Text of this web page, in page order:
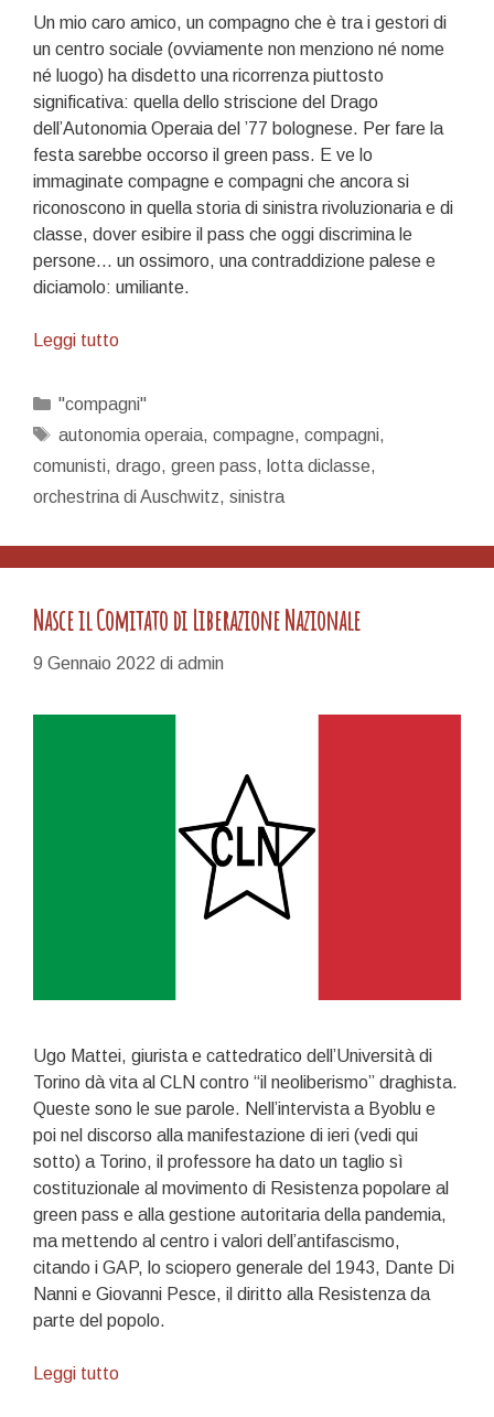
Un mio caro amico, un compagno che è tra i gestori di
un centro sociale (ovviamente non menziono né nome
né luogo) ha disdetto una ricorrenza piuttosto
significativa: quella dello striscione del Drago
dell’Autonomia Operaia del ’77 bolognese. Per fare la
festa sarebbe occorso il green pass. E ve lo
immaginate compagne e compagni che ancora si
riconoscono in quella storia di sinistra rivoluzionaria e di
classe, dover esibire il pass che oggi discrimina le
persone… un ossimoro, una contraddizione palese e
diciamolo: umiliante.
Leggi tuttoL’orchestrina
Categorie
"compagni"
Tag
autonomia operaia, compagne, compagni,
comunisti, drago, green pass, lotta diclasse,
orchestrina di Auschwitz, sinistra
Nasce il Comitato di Liberazione Nazionale
9 Gennaio 2022 di admin
Ugo Mattei, giurista e cattedratico dell’Università di
Torino dà vita al CLN contro “il neoliberismo” draghista.
Queste sono le sue parole. Nell’intervista a Byoblu e
poi nel discorso alla manifestazione di ieri (vedi qui
sotto) a Torino, il professore ha dato un taglio sì
costituzionale al movimento di Resistenza popolare al
green pass e alla gestione autoritaria della pandemia,
ma mettendo al centro i valori dell’antifascismo,
citando i GAP, lo sciopero generale del 1943, Dante Di
Nanni e Giovanni Pesce, il diritto alla Resistenza da
parte del popolo.
Leggi tuttoNasce